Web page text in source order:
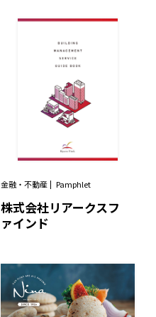
金融・不動産 Pamphlet
株式会社リアークスフ
ァインド